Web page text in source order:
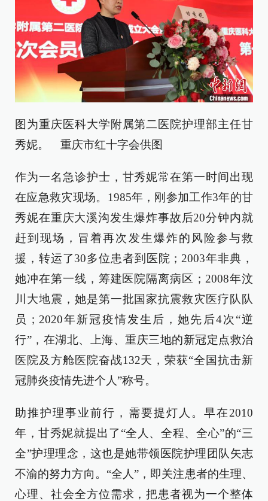
图为重庆医科大学附属第二医院护理部主任甘
秀妮。 重庆市红十字会供图
作为一名急诊护士，甘秀妮常在第一时间出现
在应急救灾现场。1985年，刚参加工作3年的甘
秀妮在重庆大溪沟发生爆炸事故后20分钟内就
赶到现场，冒着再次发生爆炸的风险参与救
援，转运了30多位患者到医院；2003年非典，
她冲在第一线，筹建医院隔离病区；2008年汶
川大地震，她是第一批国家抗震救灾医疗队队
员；2020年新冠疫情发生后，她先后4次“逆
行”，在湖北、上海、重庆三地的新冠定点救治
医院及方舱医院奋战132天，荣获“全国抗击新
冠肺炎疫情先进个人”称号。
助推护理事业前行，需要提灯人。早在2010
年，甘秀妮就提出了“全人、全程、全心”的“三
全”护理理念，这也是她带领医院护理团队矢志
不渝的努力方向。“全人”，即关注患者的生理、
心理、社会全方位需求，把患者视为一个整体